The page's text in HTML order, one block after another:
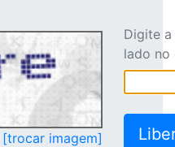
[trocar imagem]
Digite
lado no